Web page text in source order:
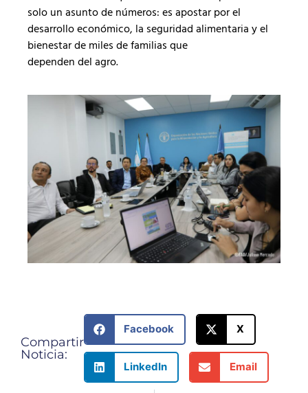
solo un asunto de números: es apostar por el
desarrollo económico, la seguridad alimentaria y el
bienestar de miles de familias que
dependen del agro.
Compartir
Noticia:
Facebook X
LinkedIn Email